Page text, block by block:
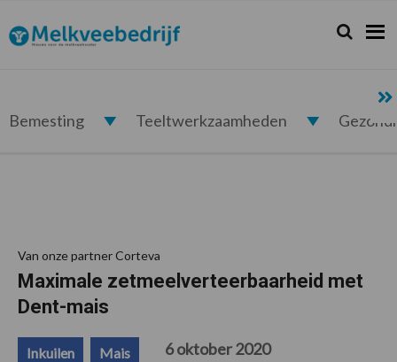
de
hoofdnavigatie
de
hoofd
de
eerste
de
voettekst
Melkveebedrijf.nl Zoeken...
Zoek
Bemesting Teeltwerkzaamheden
Van onze partner Corteva
Maximale zetmeelverteerbaarheid met
Dent-mais
Inkuilen Mais 6 oktober 2020